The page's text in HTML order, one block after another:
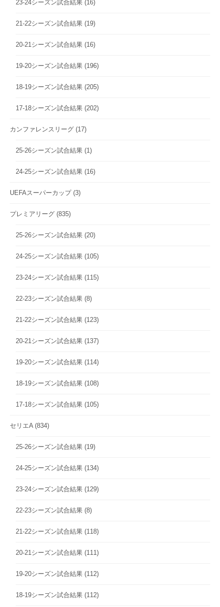
23-24シーズン試合結果 (16)
21-22シーズン試合結果 (19)
20-21シーズン試合結果 (16)
19-20シーズン試合結果 (196)
18-19シーズン試合結果 (205)
17-18シーズン試合結果 (202)
カンファレンスリーグ (17)
25-26シーズン試合結果 (1)
24-25シーズン試合結果 (16)
UEFAスーパーカップ(3)
プレミアリーグ (835)
25-26シーズン試合結果 (20)
24-25シーズン試合結果 (105)
23-24シーズン試合結果 (115)
22-23シーズン試合結果 (8)
21-22シーズン試合結果 (123)
20-21シーズン試合結果 (137)
19-20シーズン試合結果 (114)
18-19シーズン試合結果 (108)
17-18シーズン試合結果 (105)
セリエA (834)
25-26シーズン試合結果 (19)
24-25シーズン試合結果 (134)
23-24シーズン試合結果 (129)
22-23シーズン試合結果 (8)
21-22シーズン試合結果 (118)
20-21シーズン試合結果 (111)
19-20シーズン試合結果 (112)
18-19シーズン試合結果 (112)